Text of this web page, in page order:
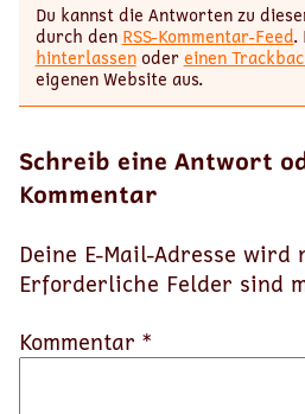
Du kannst die Antworten zu
durch den RSS-Kommentar-Feed.
hinterlassenodereinen
eigenen Website aus.
Schreib eine Antwort
Kommentar
Deine E-Mail-Adresse
Erforderliche Felder sind
Kommentar *